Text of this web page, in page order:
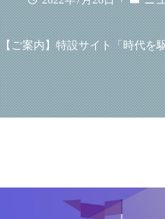
【ご案内】特設サイト「時代を